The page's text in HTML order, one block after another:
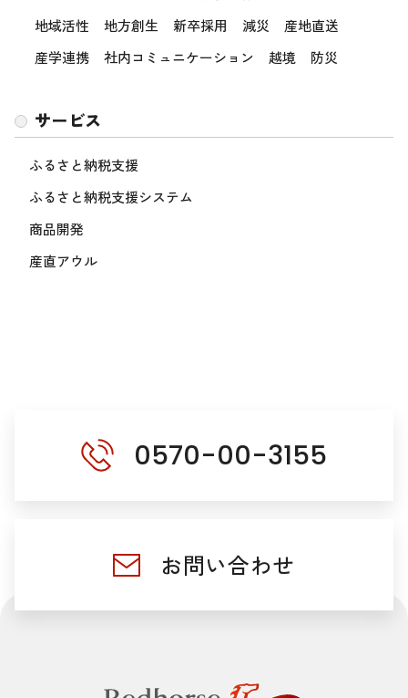
地域活性
地方創生 新卒採用 減災
産地直送
産学連携
社内コミュニケーション 越境 防災
サービス
ふるさと納税支援
ふるさと納税支援システム
商品開発
産直アウル
0570-00-3155
お問い合わせ